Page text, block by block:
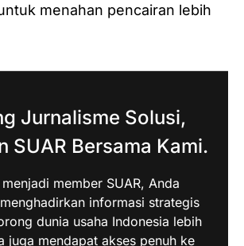
menahan pencairan lebih
Jurnalisme Solusi,
SUAR Bersama Kami.
member SUAR, Anda
informasi strategis
dunia usaha Indonesia lebih
juga mendapat akses penuh ke